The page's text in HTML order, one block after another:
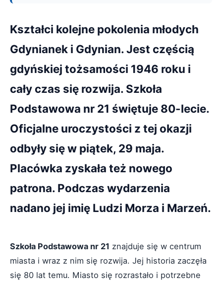
Kształci kolejne pokolenia młodych
Gdynianek i Gdynian. Jest częścią
gdyńskiej tożsamości 1946 roku i
cały czas się rozwija. Szkoła
Podstawowa nr 21 świętuje 80-lecie.
Oficjalne uroczystości z tej okazji
odbyły się w piątek, 29 maja.
Placówka zyskała też nowego
patrona. Podczas wydarzenia
nadano jej imię Ludzi Morza i Marzeń.
Szkoła Podstawowa nr 21 znajduje się w centrum
miasta i wraz z nim się rozwija. Jej historia zaczęła
się 80 lat temu. Miasto się rozrastało i potrzebne